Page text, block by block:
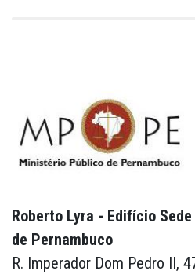
Roberto Lyra - Edifício
de Pernambuco
R. Imperador Dom Pedro II,